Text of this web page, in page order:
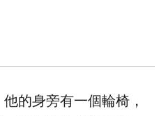
的身旁有一個輪椅，